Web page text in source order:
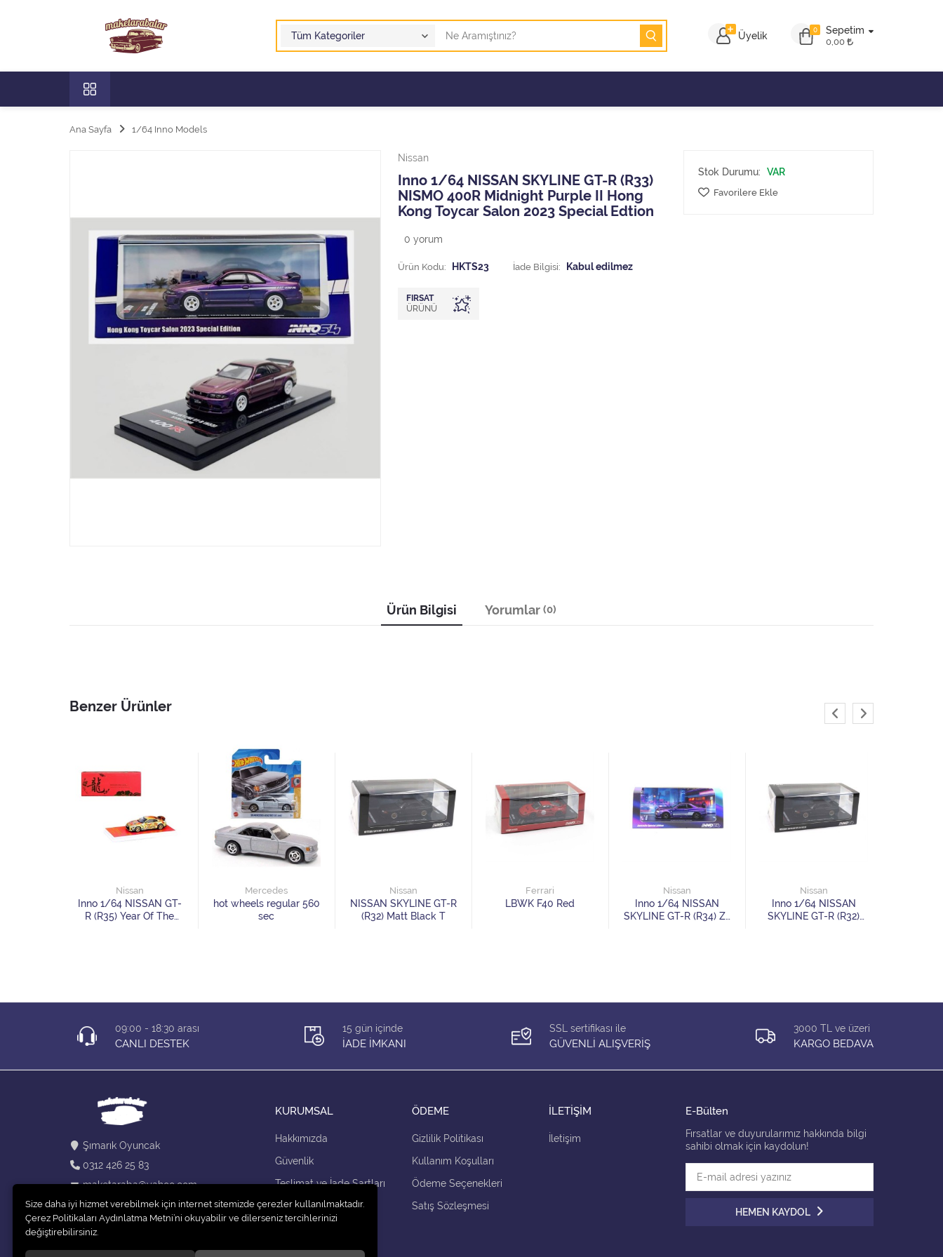
0 Sepetim
0,00
Üyelik
Ana Sayfa 1/64 Inno Models
Nissan
Inno 1/64 NISSAN SKYLINE GT-R (R33)
NISMO 400R Midnight Purple II Hong
Kong Toycar Salon 2023 Special Edtion
0 yorum
Ürün Kodu: HKTS23 İade Bilgisi:
FIRSAT
ÜRÜNÜ
Stok Durumu:
VAR
Favorilere Ekle
Ürün Bilgisi Yorumlar (0)
Benzer Ürünler
Nissan
Inno 1/64 NISSAN GT-
R (R35) Year Of The
Mercedes
hot wheels regular 560
sec
Nissan
NISSAN SKYLINE GT-R
(R32) Matt Black T
Ferrari
LBWK F40 Red
Nissan
Inno 1/64 NISSAN
SKYLINE GT-R (R34) Z-
Nissan
Inno 1/64 NISSAN
SKYLINE GT-R (R32)
09:00 - 18:30 arası
CANLI DESTEK
15 gün içinde
İADE İMKANI
SSL sertifikası ile
GÜVENLİ ALIŞVERİŞ
3000 TL ve üzeri
KARGO BEDAVA
Şımarık Oyuncak
0312 426 25 83
maketaraba@yahoo.com
E-Bülten
Fırsatlar ve duyurularımız hakkında bilgi
sahibi olmak için kaydolun!
HEMEN KAYDOL
KURUMSAL
Hakkımızda
Güvenlik
Teslimat ve İade Şartları
Kargo Seçenekleri
ÖDEME
Gizlilik Politikası
Kullanım Koşulları
Ödeme Seçenekleri
Satış Sözleşmesi
İLETİŞİM
İletişim
Size daha iyi hizmet verebilmek için internet sitemizde çerezler kullanılmaktadır.
Çerez Politikaları Aydınlatma Metni’ni okuyabilir ve dilerseniz tercihlerinizi
değiştirebilirsiniz.